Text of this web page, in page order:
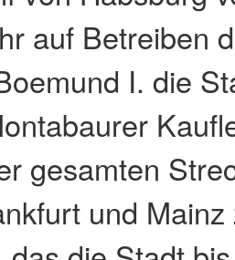
auf Betreiben
I. die
gesamten
und